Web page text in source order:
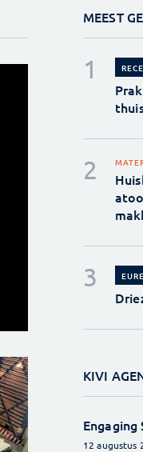
MEEST
KIVI
12 augustus